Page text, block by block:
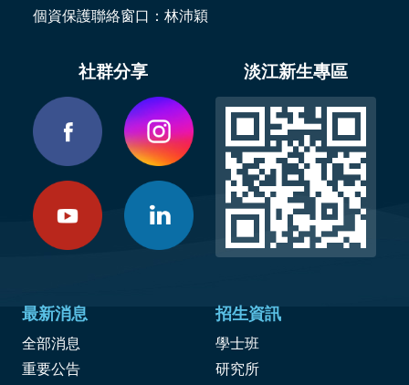
個資保護聯絡窗口：林沛穎
社群分享 淡江新生專區
最新消息
全部消息
重要公告
招生資訊
學士班
研究所